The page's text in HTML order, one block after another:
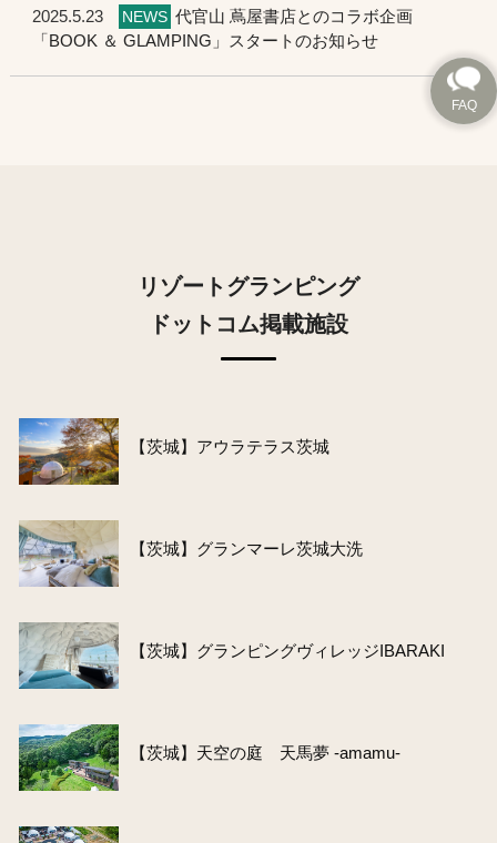
2025.5.23 NEWS 代官山 蔦屋書店とのコラボ企画
「BOOK ＆ GLAMPING」スタートのお知らせ
リゾートグランピング
ドットコム掲載施設
【茨城】アウラテラス茨城
【茨城】グランマーレ茨城大洗
【茨城】グランピングヴィレッジIBARAKI
【茨城】天空の庭 天馬夢 -amamu-